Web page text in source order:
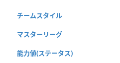
チームスタイル
マスターリーグ
能力値(ステータス)